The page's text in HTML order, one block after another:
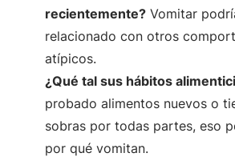
recientemente? Vomitar
relacionado con otros
atípicos.
¿Qué tal sus hábitos
probado alimentos nuevos o
sobras por todas partes, eso
por qué vomitan.